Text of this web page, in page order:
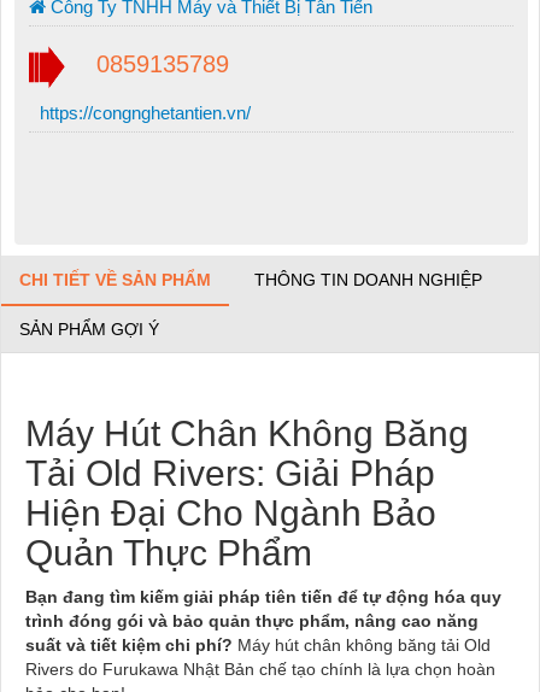
Công Ty TNHH Máy và Thiết Bị Tân Tiến
0859135789
https://congnghetantien.vn/
CHI TIẾT VỀ SẢN PHẨM THÔNG TIN DOANH NGHIỆP
SẢN PHẨM GỢI Ý
Máy Hút Chân Không Băng
Tải Old Rivers: Giải Pháp
Hiện Đại Cho Ngành Bảo
Quản Thực Phẩm
Bạn đang tìm kiếm giải pháp tiên tiến để tự động hóa quy
trình đóng gói và bảo quản thực phẩm, nâng cao năng
suất và tiết kiệm chi phí? Máy hút chân không băng tải Old
Rivers do Furukawa Nhật Bản chế tạo chính là lựa chọn hoàn